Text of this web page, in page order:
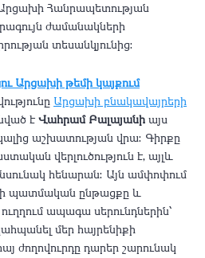
Արցախի Հանրապետության
ժամանակների
տեսանկյունից:
Արցախի թեմի կայքում
Արցախի բնակավայրերի
է Վահրամ Բալայանի այս
աշխատության վրա։ Գիրքը
վերլուծություն է, այլև
հենարան։ Այն ամփոփում
պատմական ընթացքը և
ապագա սերունդներին՝
մեր հայրենիքի
ժողովուրդը դարեր շարունակ